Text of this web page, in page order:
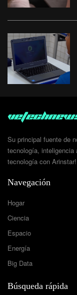
Su principal fuente de
tecnología, inteligencia
tecnología con
Navegación
Hogar
Ciencia
Espacio
Energía
Big Data
Búsqueda rápida